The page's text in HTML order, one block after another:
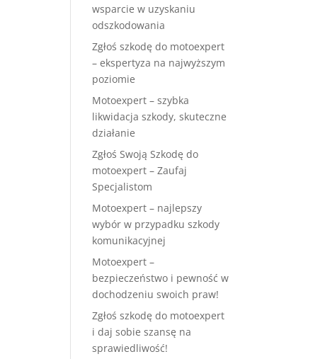
wsparcie w uzyskaniu
odszkodowania
Zgłoś szkodę do motoexpert
– ekspertyza na najwyższym
poziomie
Motoexpert – szybka
likwidacja szkody, skuteczne
działanie
Zgłoś Swoją Szkodę do
motoexpert – Zaufaj
Specjalistom
Motoexpert – najlepszy
wybór w przypadku szkody
komunikacyjnej
Motoexpert –
bezpieczeństwo i pewność w
dochodzeniu swoich praw!
Zgłoś szkodę do motoexpert
i daj sobie szansę na
sprawiedliwość!